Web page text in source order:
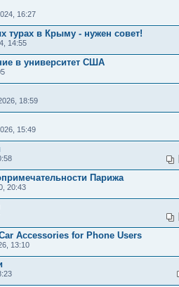
16:27
турах в Крыму - нужен совет!
14:55
в университет США
18:59
15:49
Парижа
20:43
Accessories for Phone Users
13:10